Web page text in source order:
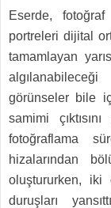
Eserde, fotoğraf
portreleri dijital
tamamlayan
görünseler bile
samimi
fotoğraflama
hizalarından
oluştururken, iki
duruşları